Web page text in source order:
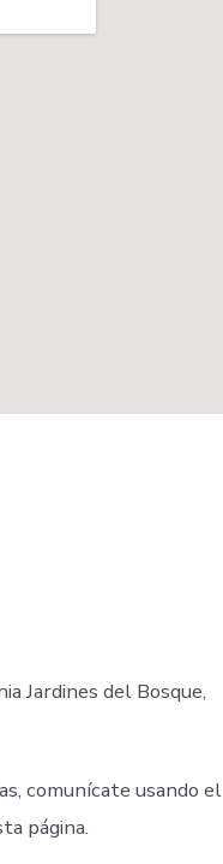
Jardines del Bosque,
comunícate usando el
página.